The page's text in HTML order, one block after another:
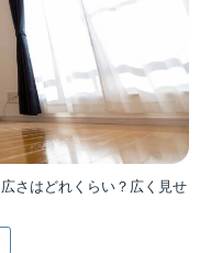
さはどれくらい？広く見せ